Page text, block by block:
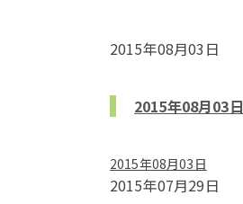
2015年08月03日
2015年08月03日
2015年08月03日
2015年07月29日